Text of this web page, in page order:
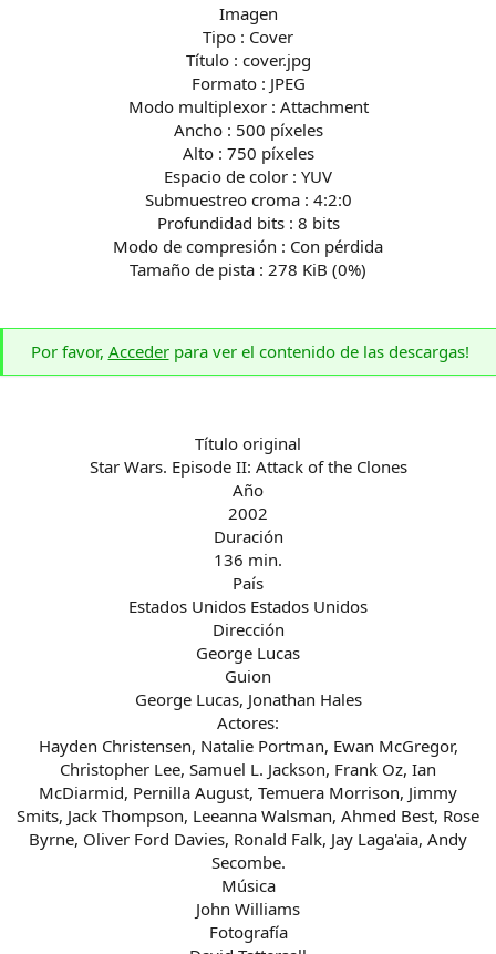
Imagen
Tipo : Cover
Título : cover.jpg
Formato : JPEG
Modo multiplexor : Attachment
Ancho : 500 píxeles
Alto : 750 píxeles
Espacio de color : YUV
Submuestreo croma : 4:2:0
Profundidad bits : 8 bits
Modo de compresión : Con pérdida
Tamaño de pista : 278 KiB (0%)
Por favor, Accederpara ver el contenido de las descargas!
Título original
Star Wars. Episode II: Attack of the Clones
Año
2002
Duración
136 min.
País
Estados Unidos Estados Unidos
Dirección
George Lucas
Guion
George Lucas, Jonathan Hales
Actores:
Hayden Christensen, Natalie Portman, Ewan McGregor,
Christopher Lee, Samuel L. Jackson, Frank Oz, Ian
McDiarmid, Pernilla August, Temuera Morrison, Jimmy
Smits, Jack Thompson, Leeanna Walsman, Ahmed Best, Rose
Byrne, Oliver Ford Davies, Ronald Falk, Jay Laga'aia, Andy
Secombe.
Música
John Williams
Fotografía